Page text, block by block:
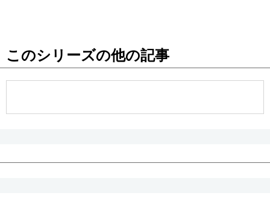
お知らせ
このシリーズの他の記事